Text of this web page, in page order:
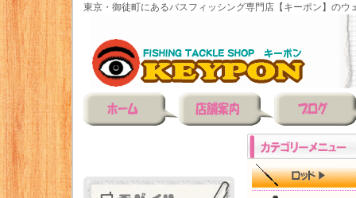
東京・御徒町にあるバスフィッシング専門店【キーポン】のウ